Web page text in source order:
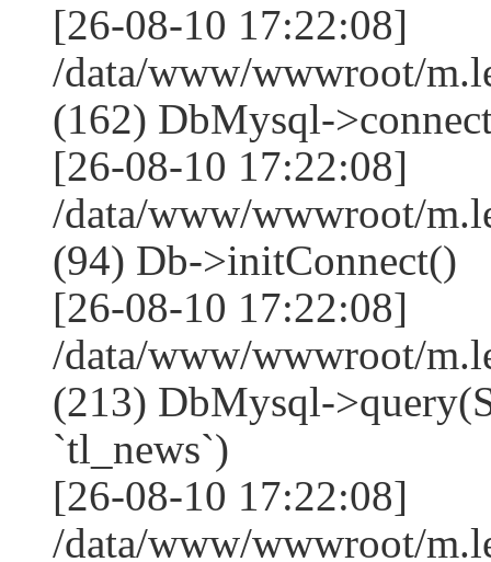
[26-08-10 17:22:08]
/data/www/wwwroot/
(162) DbMysql-
[26-08-10 17:22:08]
/data/www/wwwroot/
(94) Db->initConnect()
[26-08-10 17:22:08]
/data/www/wwwroot/
(213) DbMysql-
`tl_news`)
[26-08-10 17:22:08]
/data/www/wwwroot/